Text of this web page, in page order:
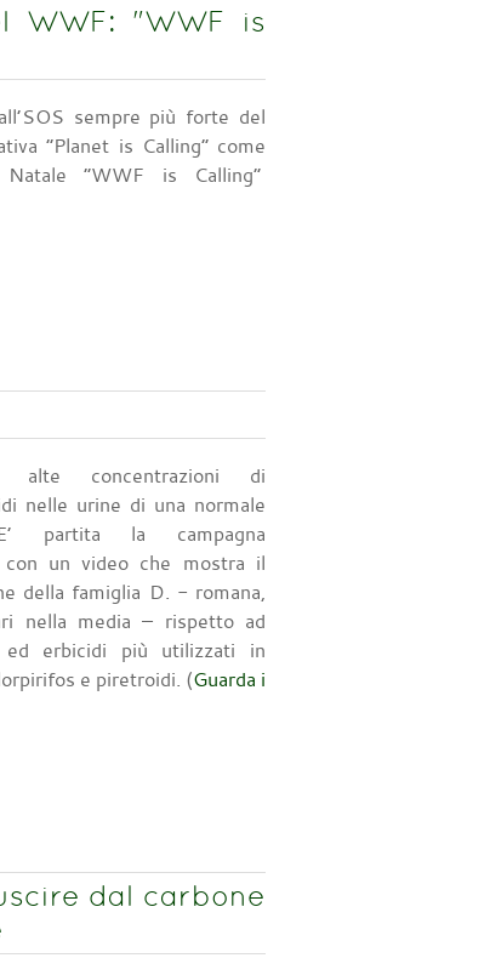
WWF: "WWF is
sempre più forte del
“Planet is Calling” come
“WWF is Calling”
alte concentrazioni di
nelle urine di una normale
partita la campagna
con un video che mostra il
della famiglia D. - romana,
nella media – rispetto ad
erbicidi più utilizzati in
e piretroidi. (Guarda i
dal carbone